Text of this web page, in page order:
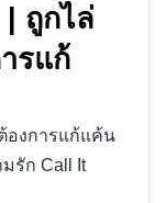
ถูกไล่
รแก้
องการแก้แค้น
รัก Call It